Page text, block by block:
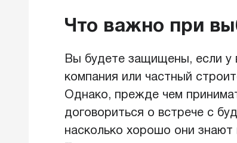
Что важно при
Вы будете защищены, если у
компания или частный
Однако, прежде чем
договориться о встрече с
насколько хорошо они